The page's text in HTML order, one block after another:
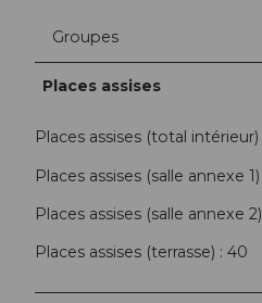
Groupes
Places assises
Places assises (total intérieur)
Places assises (salle annexe
Places assises (salle annexe
Places assises (terrasse) : 40